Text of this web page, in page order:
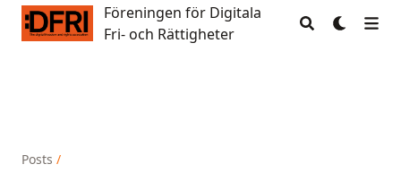
Föreningen för Digitala Fri- och Rättigheter
Föreningen för Digitala
Fri- och Rättigheter
Posts /